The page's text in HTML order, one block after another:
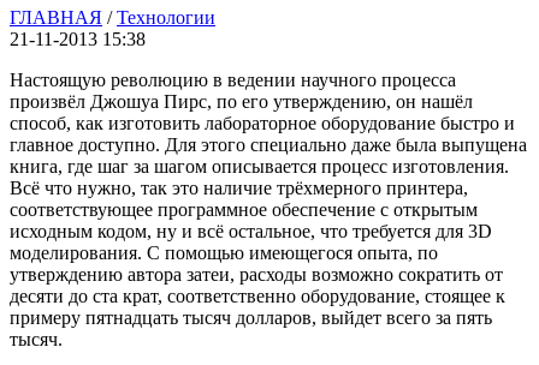
ГЛАВНАЯ /Технологии
21-11-2013 15:38
Настоящую революцию в ведении научного процесса
произвёл Джошуа Пирс, по его утверждению, он нашёл
способ, как изготовить лабораторное оборудование быстро и
главное доступно. Для этого специально даже была выпущена
книга, где шаг за шагом описывается процесс изготовления.
Всё что нужно, так это наличие трёхмерного принтера,
соответствующее программное обеспечение с открытым
исходным кодом, ну и всё остальное, что требуется для 3D
моделирования. С помощью имеющегося опыта, по
утверждению автора затеи, расходы возможно сократить от
десяти до ста крат, соответственно оборудование, стоящее к
примеру пятнадцать тысяч долларов, выйдет всего за пять
тысяч.